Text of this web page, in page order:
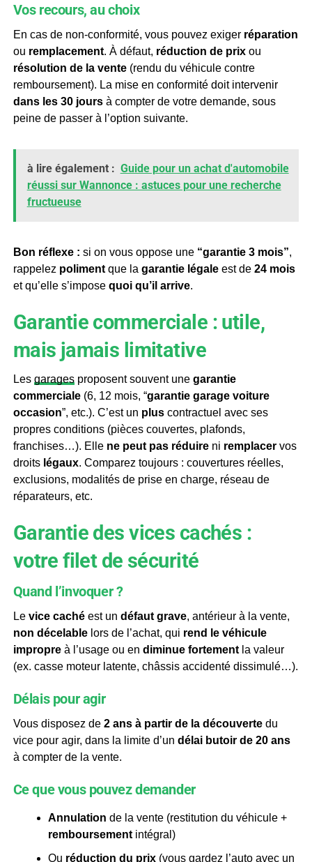
Vos recours, au choix
En cas de non-conformité, vous pouvez exiger réparation
ou remplacement. À défaut, réduction de prixou
résolution de la vente(rendu du véhicule contre
remboursement). La mise en conformité doit intervenir
dans les 30 joursà compter de votre demande, sous
peine de passer à l’option suivante.
à lire également : Guide pour un achat d'automobile
réussi sur Wannonce : astuces pour une recherche
fructueuse
Bon réflexe : si on vous oppose une “garantie 3 mois”,
rappelez polimentque la garantie légaleest de 24 mois
et qu’elle s’impose quoi qu’il arrive.
Garantie commerciale : utile,
mais jamais limitative
Les garagesproposent souvent une garantie
commerciale(6, 12 mois, “garantie garage voiture
occasion”, etc.). C’est un pluscontractuel avec ses
propres conditions (pièces couvertes, plafonds,
franchises…). Elle ne peut pas réduireni remplacervos
droits légaux. Comparez toujours : couvertures réelles,
exclusions, modalités de prise en charge, réseau de
réparateurs, etc.
Garantie des vices cachés :
votre filet de sécurité
Quand l’invoquer ?
Le vice cachéest un défaut grave, antérieur à la vente,
non décelablelors de l’achat, qui rend le véhicule
impropreà l’usage ou en diminue fortementla valeur
(ex. casse moteur latente, châssis accidenté dissimulé…).
Délais pour agir
Vous disposez de 2 ans à partir de la découvertedu
vice pour agir, dans la limite d’un délai butoir de 20 ans
à compter de la vente.
Ce que vous pouvez demander
Annulation de la vente (restitution du véhicule +
remboursementintégral)
Ou réduction du prix(vous gardez l’auto avec un